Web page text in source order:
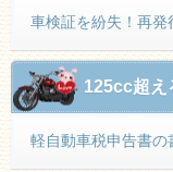
車検証を紛失！再発
125cc超え
軽自動車税申告書の